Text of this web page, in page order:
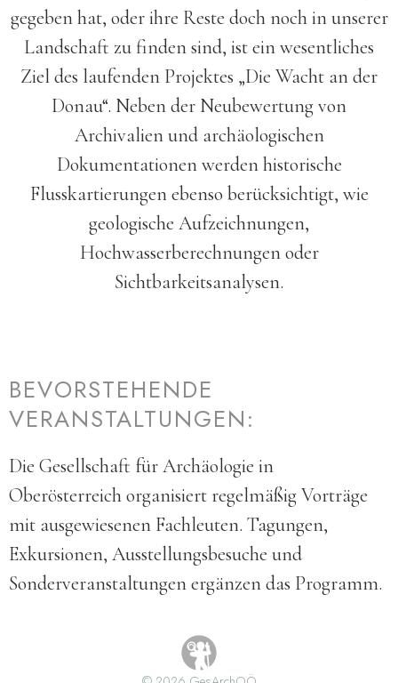
gegeben hat, oder ihre Reste doch noch in unserer
Landschaft zu finden sind, ist ein wesentliches
Ziel des laufenden Projektes „Die Wacht an der
Donau“. Neben der Neubewertung von
Archivalien und archäologischen
Dokumentationen werden historische
Flusskartierungen ebenso berücksichtigt, wie
geologische Aufzeichnungen,
Hochwasserberechnungen oder
Sichtbarkeitsanalysen.
BEVORSTEHENDE
VERANSTALTUNGEN:
Die Gesellschaft für Archäologie in
Oberösterreich organisiert regelmäßig Vorträge
mit ausgewiesenen Fachleuten. Tagungen,
Exkursionen, Ausstellungsbesuche und
Sonderveranstaltungen ergänzen das Programm.